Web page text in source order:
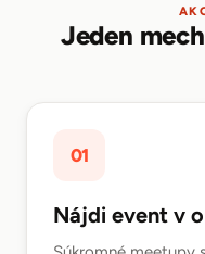
Jeden
01
Nájdi event v